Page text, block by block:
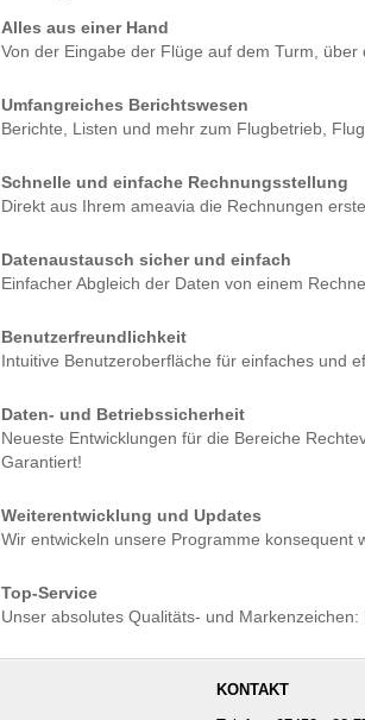
Alles aus einer Hand
Von der Eingabe der Flüge auf dem Turm,
Umfangreiches Berichtswesen
Berichte, Listen und mehr zum Flugbetrieb,
Schnelle und einfache Rechnungsstellung
Direkt aus Ihrem ameavia die Rechnungen
Datenaustausch sicher und einfach
Einfacher Abgleich der Daten von einem
Benutzerfreundlichkeit
Intuitive Benutzeroberfläche für einfaches und
Daten- und Betriebssicherheit
Neueste Entwicklungen für die Bereiche
Garantiert!
Weiterentwicklung und Updates
Wir entwickeln unsere Programme konsequent
Top-Service
Unser absolutes Qualitäts- und
KONTAKT